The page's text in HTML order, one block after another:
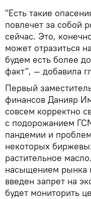
"Есть такие
повлечет за собой
сейчас. Это,
может отразиться
будем есть более
факт", — добавила
Первый
финансов Данияр
совсем корректно
с подорожанием
пандемии и
некоторых
растительное
насыщением рынка
введен запрет на
будет мониторить